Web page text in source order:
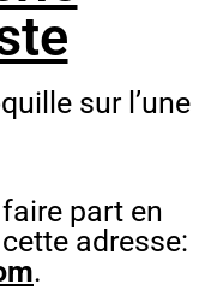
sur l’une
part en
adresse:
.